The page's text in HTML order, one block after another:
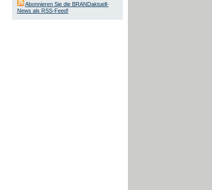
Abonnieren Sie die BRANDaktuell-
News als RSS-Feed!